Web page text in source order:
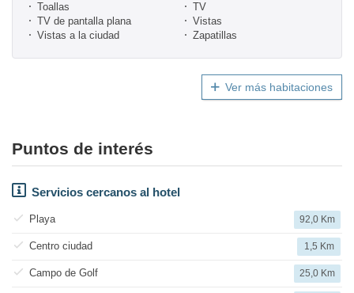
Toallas
TV
TV de pantalla plana
Vistas
Vistas a la ciudad
Zapatillas
Ver más habitaciones
Puntos de interés
Servicios cercanos al hotel
Playa 92,0 Km
Centro ciudad 1,5 Km
Campo de Golf 25,0 Km